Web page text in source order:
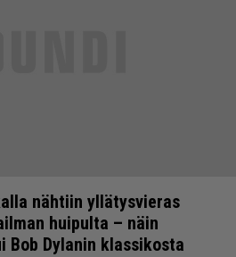
nähtiin yllätysvieras
huipulta – näin
Bob Dylanin klassikosta